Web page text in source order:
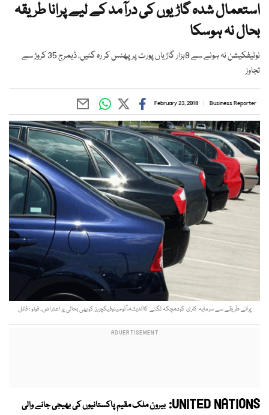
استعمال شدہ گاڑیوں کی درآمد کے لیے پرانا طریقہ
بحال نہ ہوسکا
نوٹیفکیشن نہ ہونے سے 9ہزار گاڑیاں پورٹ پر پھنس کر رہ گئیں، ڈیمرج 35 کروڑ سے
تجاوز
Business Reporter
February 23, 2018
پرانے طریقے سے سرمایہ کاری کودھچکہ لگنے کااندیشہ،آٹومینوفیکچررز کوبھی بحالی پر اعتراض۔ فوٹو : فائل
UNITED NATIONS: بیرون ملک مقیم پاکستانیوں کی بھیجی جانے والی